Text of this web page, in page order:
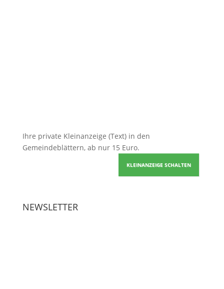
Ihre private Kleinanzeige (Text) in den
Gemeindeblättern, ab nur 15 Euro.
KLEINANZEIGE SCHALTEN
NEWSLETTER